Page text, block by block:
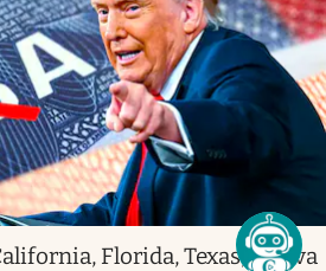
Florida, Texas, Nueva